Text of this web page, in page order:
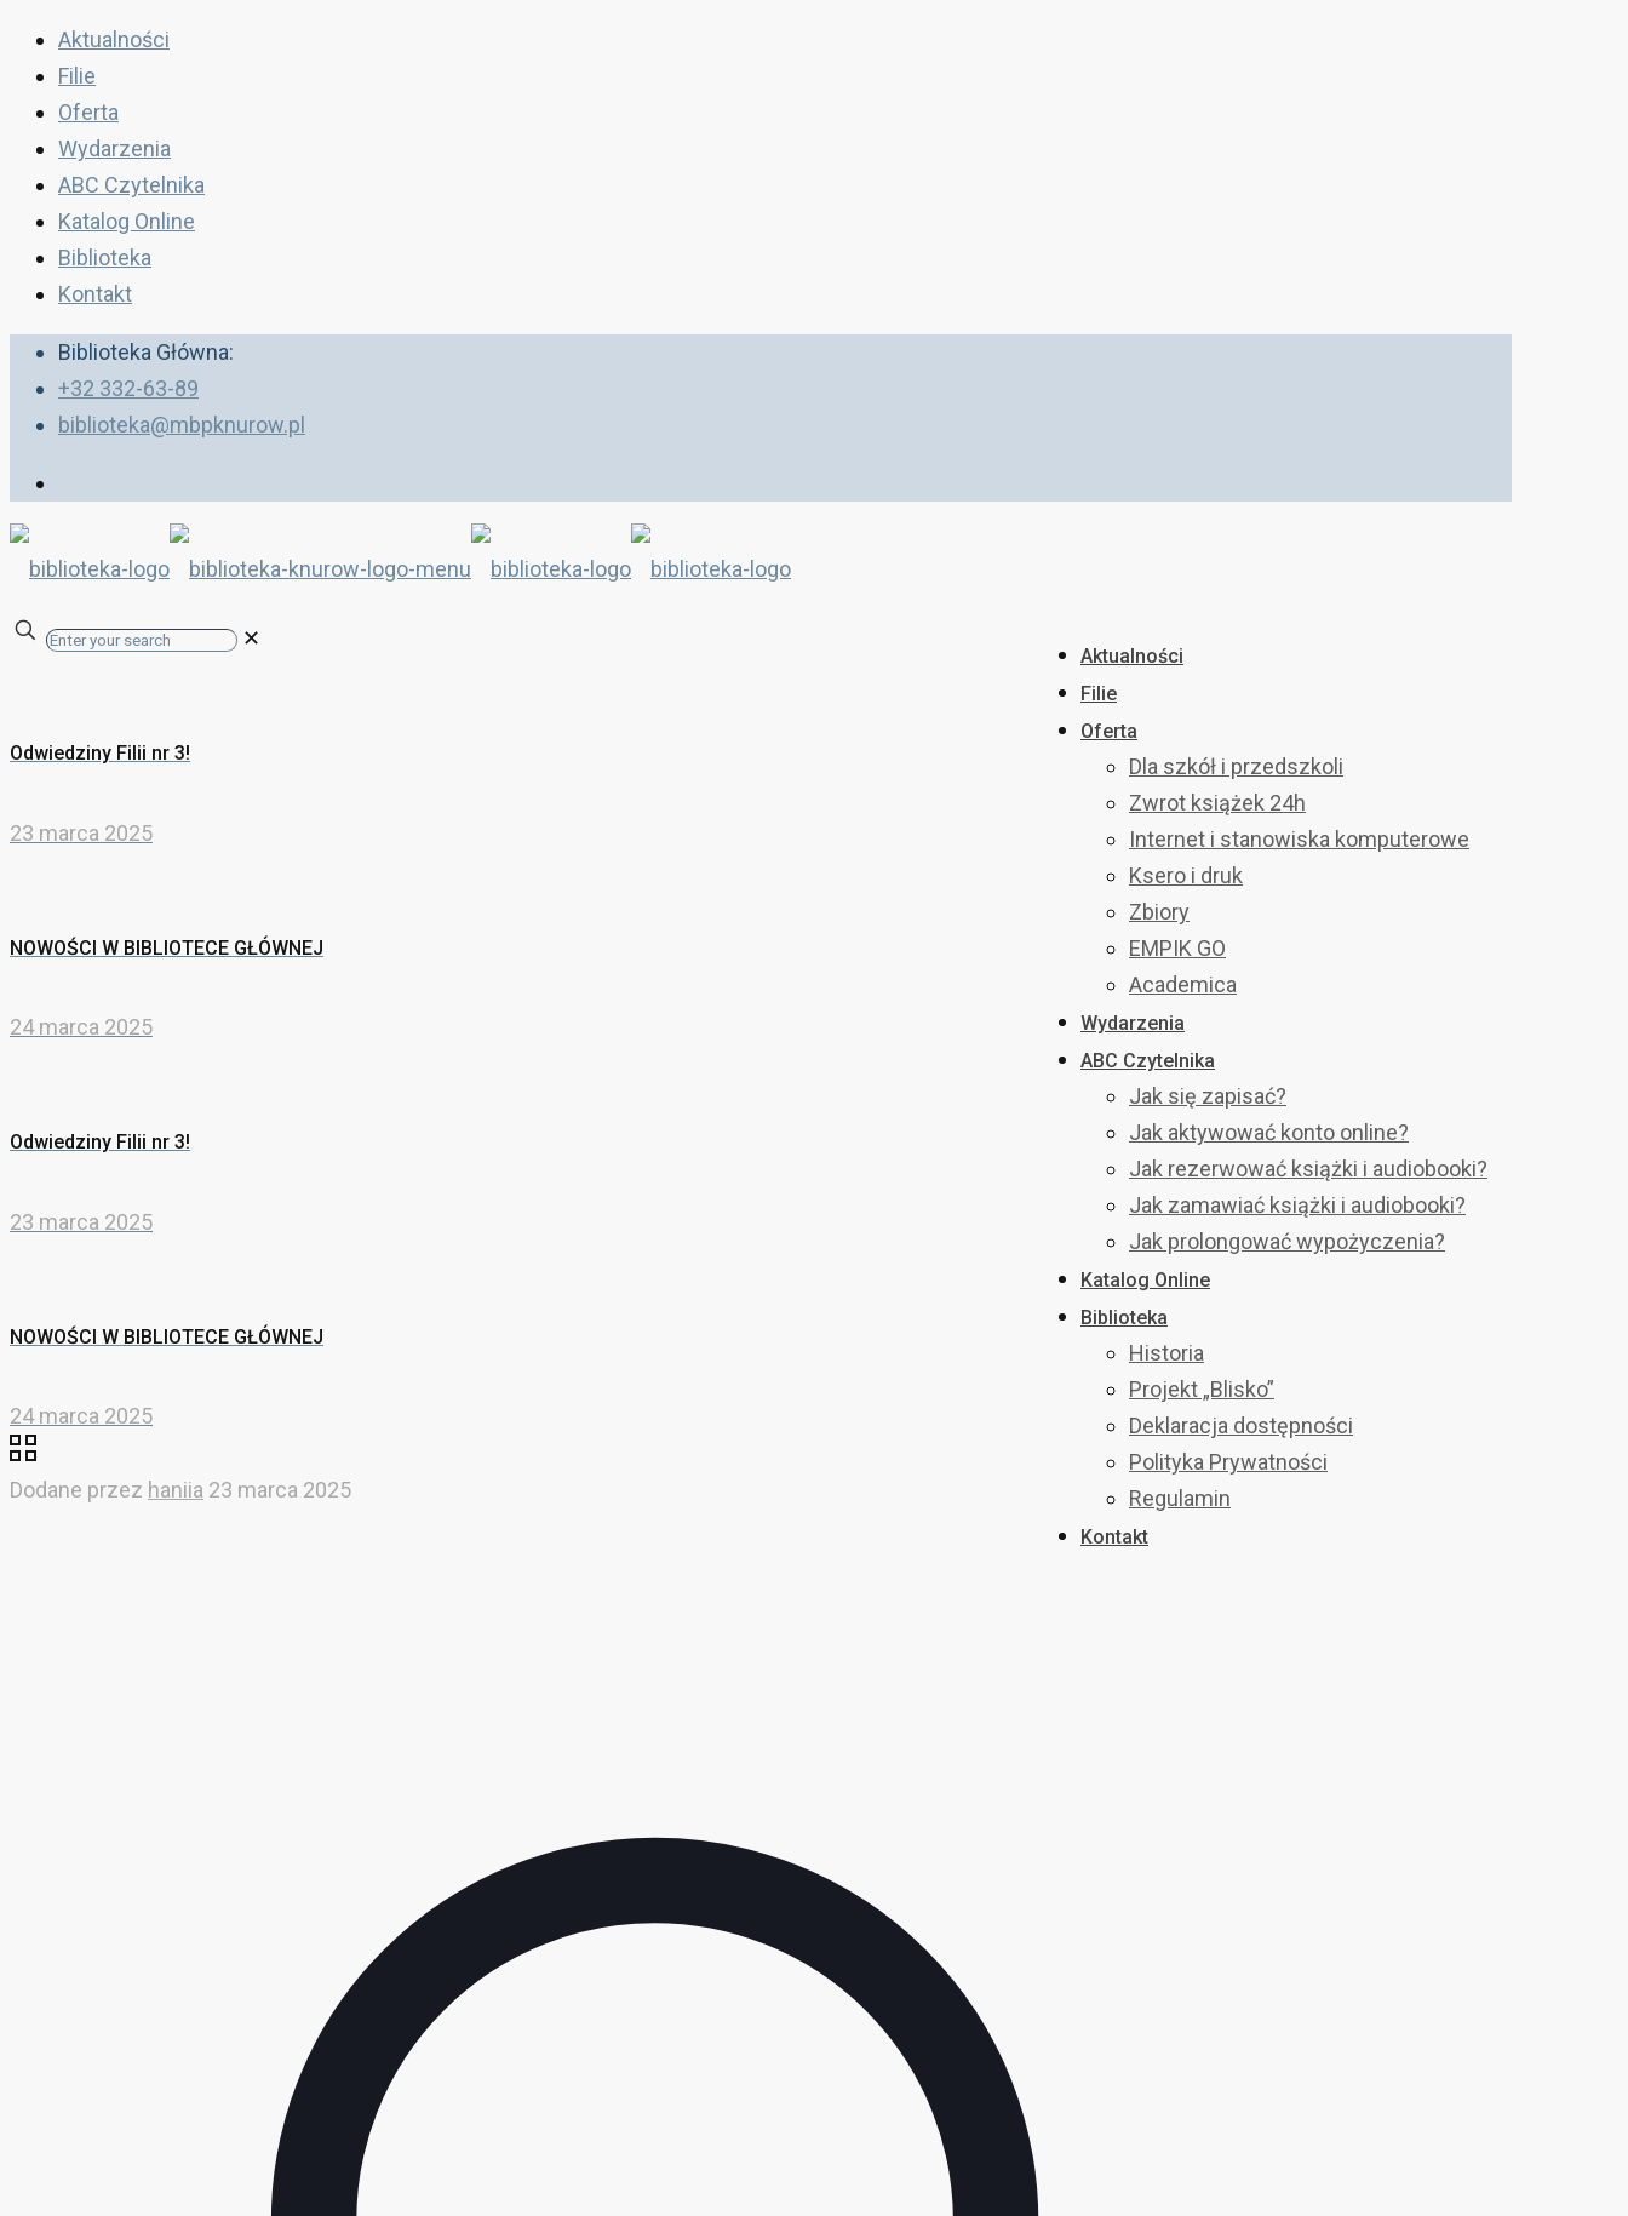
Aktualności
Filie
Oferta
Wydarzenia
ABC Czytelnika
Katalog Online
Biblioteka
Kontakt
Biblioteka Główna:
+32 332-63-89
biblioteka@mbpknurow.pl
Aktualności
Filie
Oferta
Dla szkół i przedszkoli
Zwrot książek 24h
Internet i stanowiska komputerowe
Ksero i druk
Zbiory
EMPIK GO
Academica
Wydarzenia
ABC Czytelnika
Jak się zapisać?
Jak aktywować konto online?
Jak rezerwować książki i audiobooki?
Jak zamawiać książki i audiobooki?
Jak prolongować wypożyczenia?
Katalog Online
Biblioteka
Historia
Projekt „Blisko”
Deklaracja dostępności
Polityka Prywatności
Regulamin
Kontakt
✕
Odwiedziny Filii nr 3!
23 marca 2025
NOWOŚCI W BIBLIOTECE GŁÓWNEJ
24 marca 2025
Odwiedziny Filii nr 3!
23 marca 2025
NOWOŚCI W BIBLIOTECE GŁÓWNEJ
24 marca 2025
Dodane przez haniia 23 marca 2025